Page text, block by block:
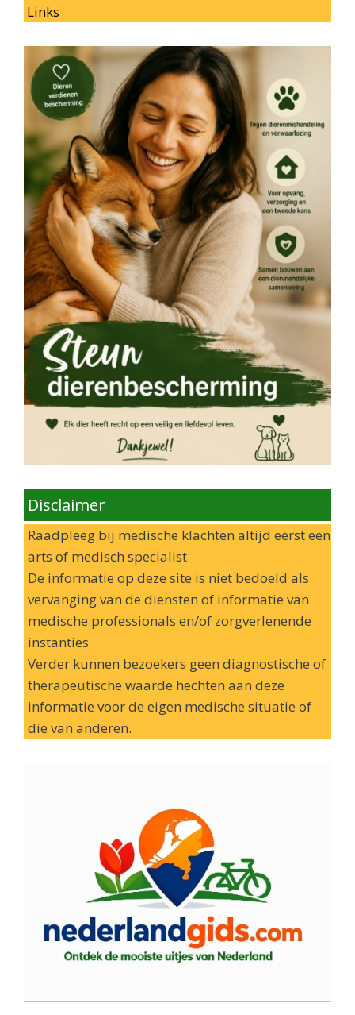
Links
Disclaimer
Raadpleeg bij medische klachten altijd eerst een
arts of medisch specialist
De informatie op deze site is niet bedoeld als
vervanging van de diensten of informatie van
medische professionals en/of zorgverlenende
instanties
Verder kunnen bezoekers geen diagnostische of
therapeutische waarde hechten aan deze
informatie voor de eigen medische situatie of
die van anderen.